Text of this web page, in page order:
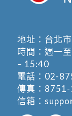
地址： 台北
時間：週一
– 15:40
電話： 02-
傳真：
信箱：